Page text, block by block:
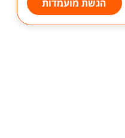
הגשת מועמדות